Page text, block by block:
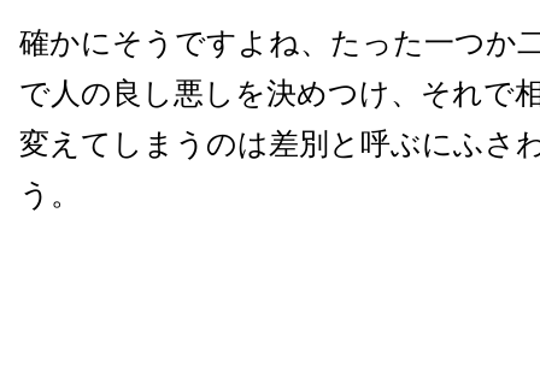
確かにそうですよね、たった一つか
で人の良し悪しを決めつけ、それで
変えてしまうのは差別と呼ぶにふさ
う。